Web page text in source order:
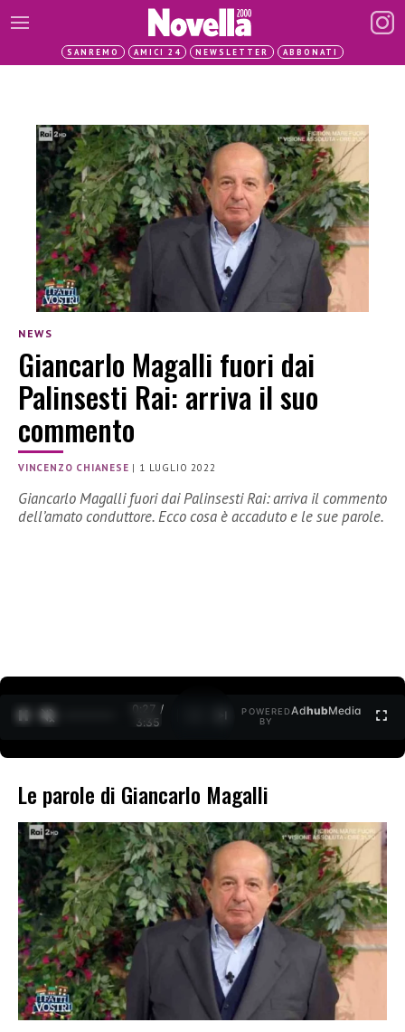
SANREMO AMICI 24 NEWSLETTER ABBONATI
NEWS
Giancarlo Magalli fuori dai
Palinsesti Rai: arriva il suo
commento
VINCENZO CHIANESE | 1 LUGLIO 2022
Giancarlo Magalli fuori dai Palinsesti Rai: arriva il commento
dell’amato conduttore. Ecco cosa è accaduto e le sue parole.
0:28 /
3:35
POWERED
BY
AdhubMedia
Le parole di Giancarlo Magalli